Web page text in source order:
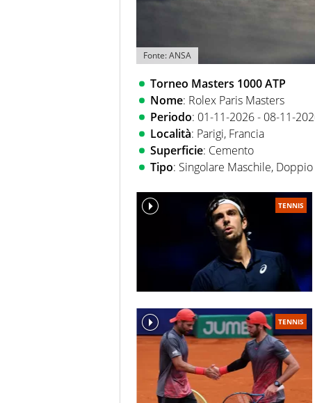
Fonte: ANSA
Torneo Masters 1000 ATP
Nome: Rolex Paris Masters
Periodo: 01-11-2026 - 08-11-
Località: Parigi, Francia
Superficie: Cemento
Tipo: Singolare Maschile,
TENNIS
TENNIS